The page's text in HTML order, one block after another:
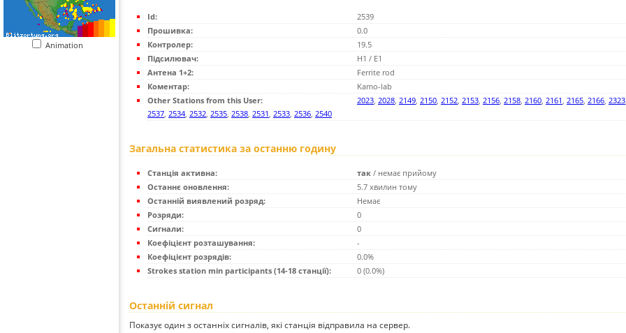
Animation
Id:
2539
Прошивка:
0.0
Контролер:
19.5
Підсилювач:
H1 / E1
Антена 1+2:
Ferrite rod
Коментар:
Kamo-lab
Other Stations from this User:
2023, 2028, 2149, 2150, 2152, 2153, 2156, 2158, 2160, 2161, 2165, 2166, 2323
2537, 2534, 2532, 2535, 2538, 2531, 2533, 2536, 2540
Загальна статистика за останню годину
Станція активна: так / немає прийому
Останнє оновлення:
5.7 хвилин тому
Останній виявлений розряд:
Немає
Розряди:
0
Сигнали:
0
Коефіцієнт розташування:
-
Коефіцієнт розрядів:
0.0%
Strokes station min participants (14-18 станції):
0 (0.0%)
Останній сигнал
Показує один з останніх сигналів, які станція відправила на сервер.